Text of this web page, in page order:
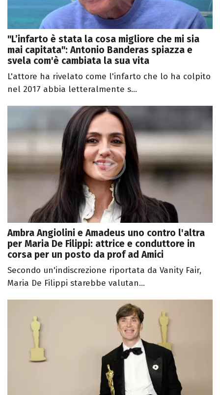
"L’infarto è stata la cosa migliore che mi sia
mai capitata": Antonio Banderas spiazza e
svela com'è cambiata la sua vita
L'attore ha rivelato come l'infarto che lo ha colpito
nel 2017 abbia letteralmente s...
Ambra Angiolini e Amadeus uno contro l'altra
per Maria De Filippi: attrice e conduttore in
corsa per un posto da prof ad Amici
Secondo un'indiscrezione riportata da Vanity Fair,
Maria De Filippi starebbe valutan...